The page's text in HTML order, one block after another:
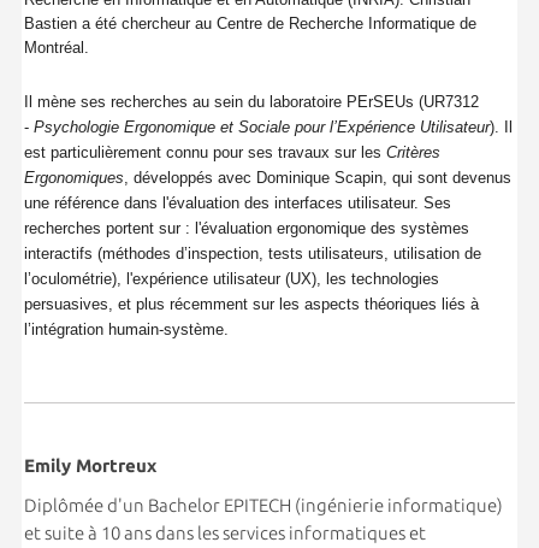
Bastien a été chercheur au Centre de Recherche Informatique de
Montréal.
Il mène ses recherches au sein du laboratoire PErSEUs (UR7312
- Psychologie Ergonomique et Sociale pour l’Expérience Utilisateur). Il
est particulièrement connu pour ses travaux sur les Critères
Ergonomiques , développés avec Dominique Scapin, qui sont devenus
une référence dans l'évaluation des interfaces utilisateur. Ses
recherches portent sur : l'évaluation ergonomique des systèmes
interactifs (méthodes d’inspection, tests utilisateurs, utilisation de
l’oculométrie), l'expérience utilisateur (UX), les technologies
persuasives, et plus récemment sur les aspects théoriques liés à
l’intégration humain-système.
Emily Mortreux
Diplômée d'un Bachelor EPITECH (ingénierie informatique)
et suite à 10 ans dans les services informatiques et